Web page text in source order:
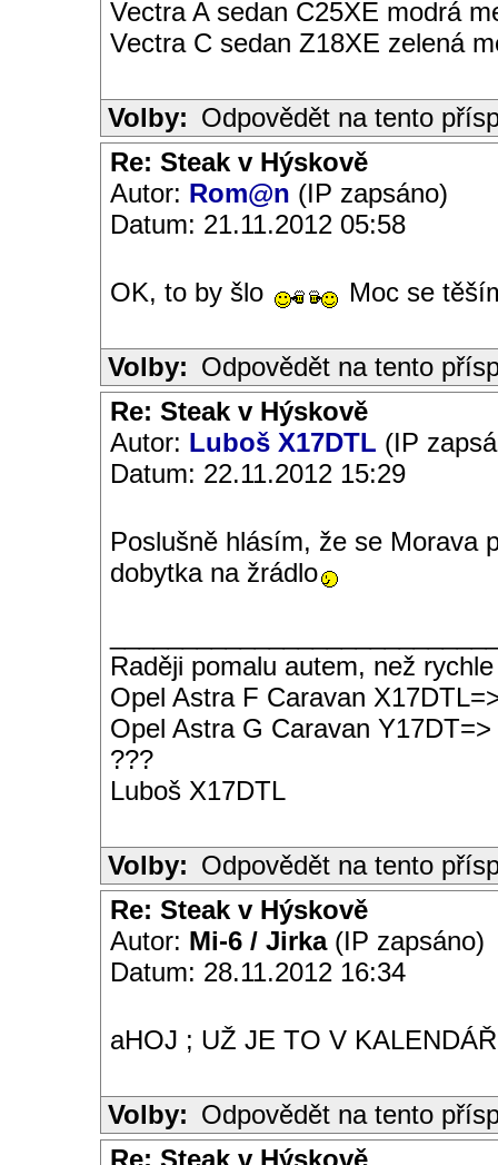
Vectra A sedan C25XE modrá
Vectra C sedan Z18XE zelená
Volby: Odpovědět na tento
Re: Steak v Hýskově
Autor: Rom@n (IP zapsáno)
Datum: 21.11.2012 05:58
OK, to by šlo Moc se
Volby: Odpovědět na tento
Re: Steak v Hýskově
Autor: Luboš X17DTL (IP
Datum: 22.11.2012 15:29
Poslušně hlásím, že se Morava
dobytka na žrádlo
Raději pomalu autem, než
Opel Astra F Caravan
Opel Astra G Caravan Y17DT=>
???
Luboš X17DTL
Volby: Odpovědět na tento
Re: Steak v Hýskově
Autor: Mi-6 / Jirka(IP zapsáno)
Datum: 28.11.2012 16:34
aHOJ ; UŽ JE TO V
Volby: Odpovědět na tento
Re: Steak v Hýskově